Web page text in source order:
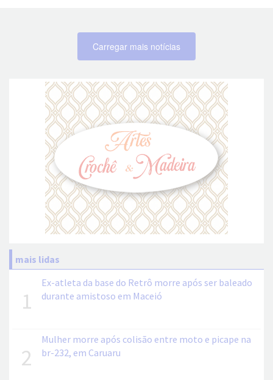
Carregar mais notícias
mais lidas
1
Ex-atleta da base do Retrô morre após ser baleado
durante amistoso em Maceió
2
Mulher morre após colisão entre moto e picape na
br-232, em Caruaru